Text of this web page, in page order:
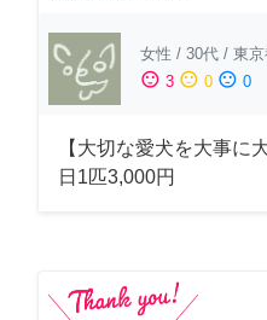
女性 / 30代 / 東
sentiment_satisfied 3 sentiment_neutral 0 sentiment_dissatisfied 0
【大切な愛犬を大事に
日1匹3,000円